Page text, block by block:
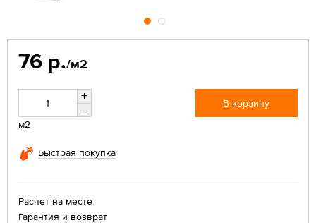
76 р./м2
+
-
м2
В корзину
Быстрая покупка
Расчет на месте
Гарантия и возврат